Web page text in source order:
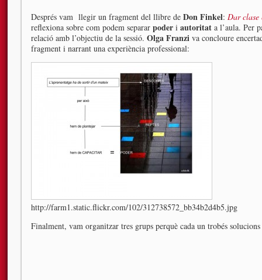
Després vam llegir un fragment del llibre de Don Finkel: Dar
reflexiona sobre com podem separar poder i autoritat a l’aula. Per
relació amb l’objectiu de la sessió. Olga Franzi va concloure
fragment i narrant una experiència professional:
http://farm1.static.flickr.com/102/312738572_bb34b2d4b5.jpg
Finalment, vam organitzar tres grups perquè cada un trobés